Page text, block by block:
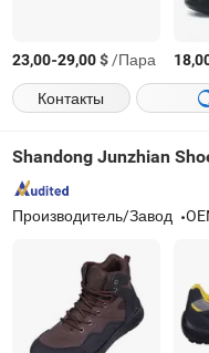
23,00-29,00$/Пара
Контакты
Shandong Junzhian
Производитель/Завод